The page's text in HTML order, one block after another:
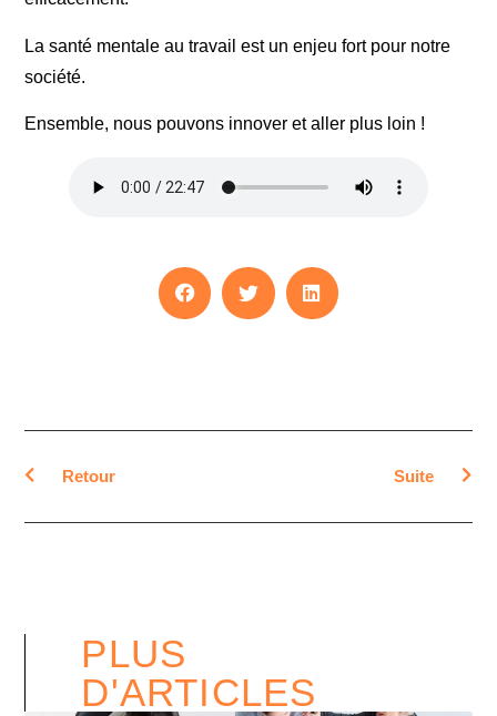
La santé mentale au travail est un enjeu fort pour notre
société.
Ensemble, nous pouvons innover et aller plus loin !
Retour Suite
PLUS
D'ARTICLES